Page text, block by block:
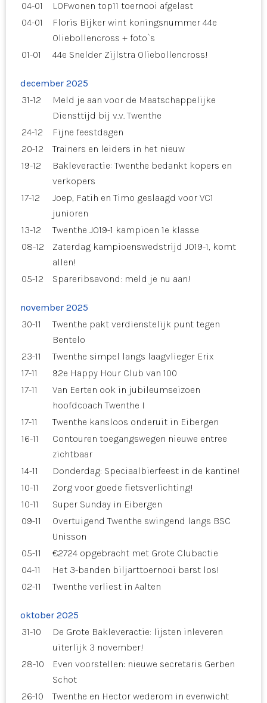
04-01
LOFwonen top11 toernooi afgelast
04-01
Floris Bijker wint koningsnummer 44e
Oliebollencross + foto`s
01-01
44e Snelder Zijlstra Oliebollencross!
december 2025
31-12
Meld je aan voor de Maatschappelijke
Diensttijd bij v.v. Twenthe
24-12
Fijne feestdagen
20-12
Trainers en leiders in het nieuw
19-12
Bakleveractie: Twenthe bedankt kopers en
verkopers
17-12
Joep, Fatih en Timo geslaagd voor VC1
junioren
13-12
Twenthe JO19-1 kampioen 1e klasse
08-12
Zaterdag kampioenswedstrijd JO19-1, komt
allen!
05-12
Spareribsavond: meld je nu aan!
november 2025
30-11
Twenthe pakt verdienstelijk punt tegen
Bentelo
23-11
Twenthe simpel langs laagvlieger Erix
17-11
92e Happy Hour Club van 100
17-11
Van Eerten ook in jubileumseizoen
hoofdcoach Twenthe I
17-11
Twenthe kansloos onderuit in Eibergen
16-11
Contouren toegangswegen nieuwe entree
zichtbaar
14-11
Donderdag: Speciaalbierfeest in de kantine!
10-11
Zorg voor goede fietsverlichting!
10-11
Super Sunday in Eibergen
09-11
Overtuigend Twenthe swingend langs BSC
Unisson
05-11
€2724 opgebracht met Grote Clubactie
04-11
Het 3-banden biljarttoernooi barst los!
02-11
Twenthe verliest in Aalten
oktober 2025
31-10
De Grote Bakleveractie: lijsten inleveren
uiterlijk 3 november!
28-10
Even voorstellen: nieuwe secretaris Gerben
Schot
26-10
Twenthe en Hector wederom in evenwicht